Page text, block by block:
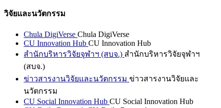
วิจัยและนวัตกรรม
Chula DigiVerse Chula DigiVerse
CU Innovation Hub CU Innovation Hub
สำนักบริหารวิจัยจุฬาฯ (สบจ.) สำนักบริหารวิจัยจุฬาฯ
(สบจ.)
ข่าวสารงานวิจัยและนวัตกรรม ข่าวสารงานวิจัยและ
นวัตกรรม
CU Social Innovation Hub CU Social Innovation Hub